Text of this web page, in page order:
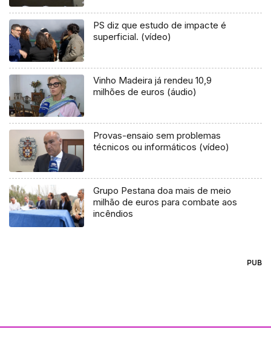
PS diz que estudo de impacte é
superficial. (vídeo)
Vinho Madeira já rendeu 10,9
milhões de euros (áudio)
Provas-ensaio sem problemas
técnicos ou informáticos (vídeo)
Grupo Pestana doa mais de meio
milhão de euros para combate aos
incêndios
PUB